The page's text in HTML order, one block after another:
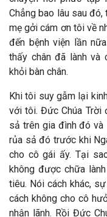
Chẳng bao lâu sau
mẹ gởi cám ơn tôi về
đến bệnh viện lần
thấy chân đã lành và
khỏi bàn chân.
Khi tôi suy gẫm lại
với tôi. Đức Chúa
sả trên gia đình đó
rủa sả đó trước khi
cho cô gái ấy. Tại
không được chữa
tiêu. Nói cách khác,
cách không cho cô
nhận lãnh. Rồi Đức